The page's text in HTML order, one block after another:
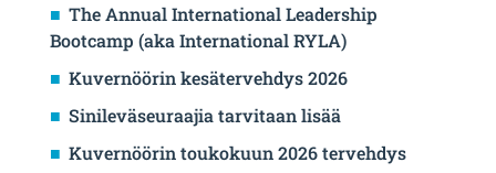
The Annual International Leadership
Bootcamp (aka International RYLA)
Kuvernöörin kesätervehdys 2026
Sinileväseuraajia tarvitaan lisää
Kuvernöörin toukokuun 2026 tervehdys